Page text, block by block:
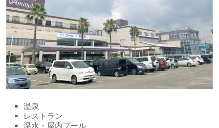
温泉
レストラン
温水・屋内プール